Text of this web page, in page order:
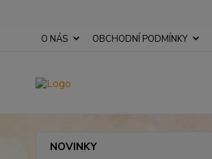
O NÁS OBCHODNÍ PODMÍNKY
NOVINKY